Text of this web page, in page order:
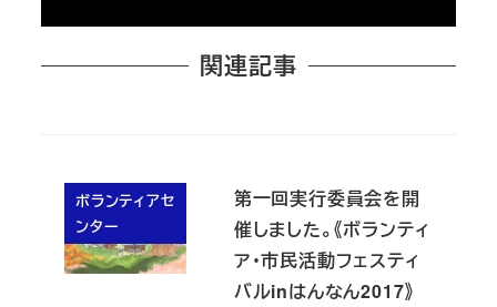
関連記事
ボランティアセ
ンター
第一回実行委員会を開
催しました。《ボランティ
ア・市民活動フェスティ
バルinはんなん2017》